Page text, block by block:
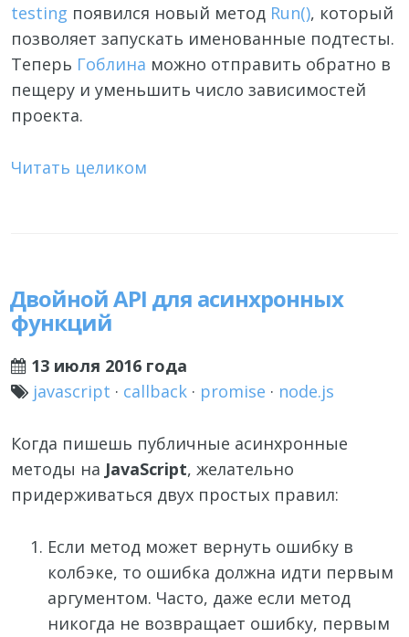
testing появился новый метод Run(), который
позволяет запускать именованные подтесты.
Теперь Гоблина можно отправить обратно в
пещеру и уменьшить число зависимостей
проекта.
Читать целиком
Двойной API для асинхронных
функций
13 июля 2016 года
javascript · callback · promise · node.js
Когда пишешь публичные асинхронные
методы на JavaScript, желательно
придерживаться двух простых правил:
Если метод может вернуть ошибку в
колбэке, то ошибка должна идти первым
аргументом. Часто, даже если метод
никогда не возвращает ошибку, первым